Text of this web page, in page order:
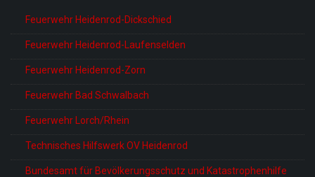
Feuerwehr Heidenrod-Dickschied
Feuerwehr Heidenrod-Laufenselden
Feuerwehr Heidenrod-Zorn
Feuerwehr Bad Schwalbach
Feuerwehr Lorch/Rhein
Technisches Hilfswerk OV Heidenrod
Bundesamt für Bevölkerungsschutz und Katastrophenhilfe